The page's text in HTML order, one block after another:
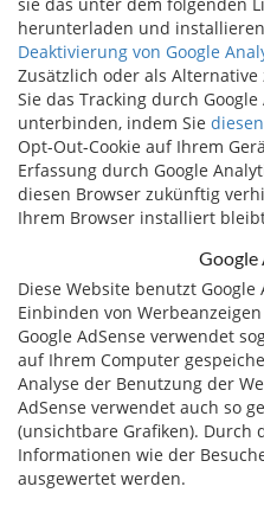
herunterladen und
Deaktivierung von Google
Zusätzlich oder als
Sie das Tracking durch
unterbinden, indem Sie
Opt-Out-Cookie auf Ihrem
Erfassung durch Google
diesen Browser zukünftig
Ihrem Browser installiert
Google
Diese Website benutzt
Einbinden von
Google AdSense verwendet
auf Ihrem Computer
Analyse der Benutzung der
AdSense verwendet auch so
(unsichtbare Grafiken). Durch
Informationen wie der
ausgewertet werden.